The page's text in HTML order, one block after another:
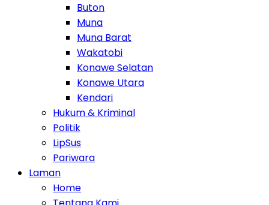
Buton
Muna
Muna Barat
Wakatobi
Konawe Selatan
Konawe Utara
Kendari
Hukum & Kriminal
Politik
LipSus
Pariwara
Laman
Home